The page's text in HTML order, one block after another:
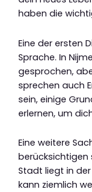
haben die
Eine der ersten
Sprache. In
gesprochen,
sprechen auch
sein, einige
erlernen, um
Eine weitere
berücksichtigen
Stadt liegt in
kann ziemlich